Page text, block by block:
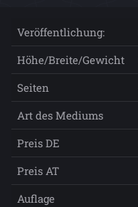
Veröffentlichung:
Höhe/Breite/Gewicht
Seiten
Art des Mediums
Preis DE
Preis AT
Auflage